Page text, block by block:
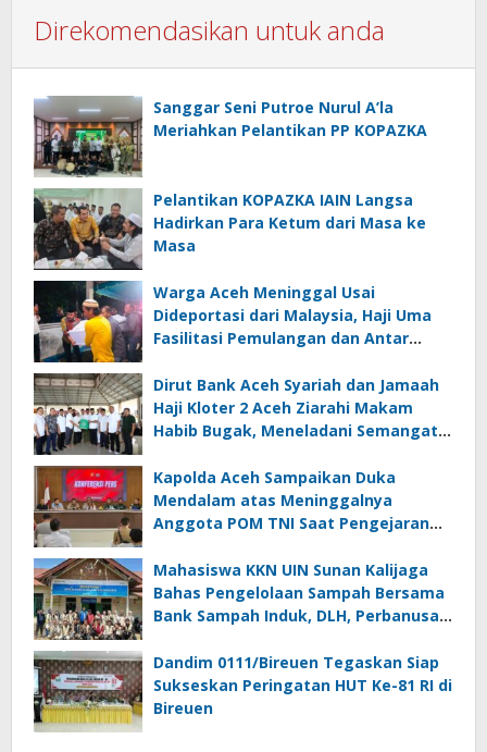
Direkomendasikan untuk anda
Sanggar Seni Putroe Nurul A’la
Meriahkan Pelantikan PP KOPAZKA
Pelantikan KOPAZKA IAIN Langsa
Hadirkan Para Ketum dari Masa ke
Masa
Warga Aceh Meninggal Usai
Dideportasi dari Malaysia, Haji Uma
Fasilitasi Pemulangan dan Antar
Dirut Bank Aceh Syariah dan Jamaah
Haji Kloter 2 Aceh Ziarahi Makam
Habib Bugak, Meneladani Semangat
Zaman
Kapolda Aceh Sampaikan Duka
Mendalam atas Meninggalnya
Anggota POM TNI Saat Pengejaran
Bireuen
Mahasiswa KKN UIN Sunan Kalijaga
Bahas Pengelolaan Sampah Bersama
Bank Sampah Induk, DLH, Perbanusa
Dandim 0111/Bireuen Tegaskan Siap
Sukseskan Peringatan HUT Ke-81 RI di
Bireuen